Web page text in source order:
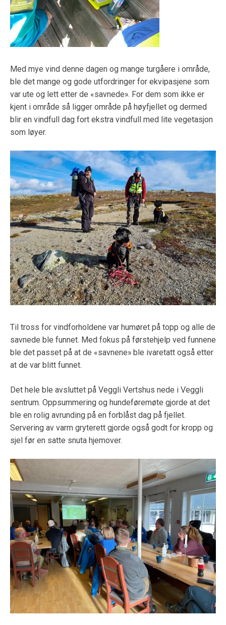
Med mye vind denne dagen og mange turgåere i område,
ble det mange og gode utfordringer for ekvipasjene som
var ute og lett etter de «savnede». For dem som ikke er
kjent i område så ligger område på høyfjellet og dermed
blir en vindfull dag fort ekstra vindfull med lite vegetasjon
som løyer.
Til tross for vindforholdene var humøret på topp og alle de
savnede ble funnet. Med fokus på førstehjelp ved funnene
ble det passet på at de «savnene» ble ivaretatt også etter
at de var blitt funnet.
Det hele ble avsluttet på Veggli Vertshus nede i Veggli
sentrum. Oppsummering og hundeføremøte gjorde at det
ble en rolig avrunding på en forblåst dag på fjellet.
Servering av varm gryterett gjorde også godt for kropp og
sjel før en satte snuta hjemover.